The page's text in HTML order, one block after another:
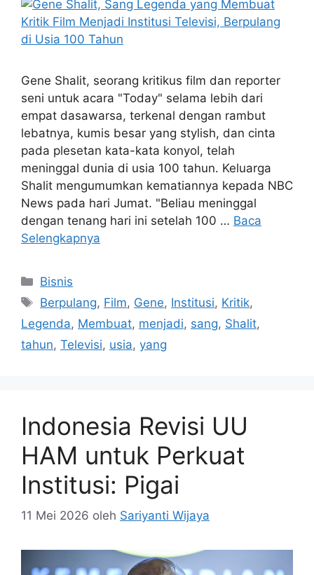
Gene Shalit, seorang kritikus film dan reporter
seni untuk acara "Today" selama lebih dari
empat dasawarsa, terkenal dengan rambut
lebatnya, kumis besar yang stylish, dan cinta
pada plesetan kata-kata konyol, telah
meninggal dunia di usia 100 tahun. Keluarga
Shalit mengumumkan kematiannya kepada NBC
News pada hari Jumat. "Beliau meninggal
dengan tenang hari ini setelah 100 … Baca
Selengkapnya
Kategori
Bisnis
Tag
Berpulang, Film, Gene, Institusi, Kritik,
Legenda, Membuat, menjadi, sang, Shalit,
tahun, Televisi, usia, yang
Indonesia Revisi UU
HAM untuk Perkuat
Institusi: Pigai
11 Mei 2026 oleh Sariyanti Wijaya